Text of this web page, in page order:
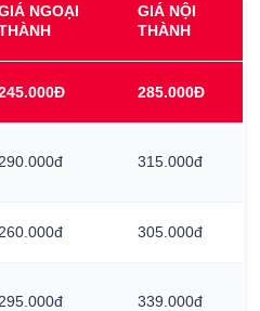
NGOẠI
GIÁ NỘI
THÀNH
285.000Đ
290.000đ 315.000đ
260.000đ 305.000đ
295.000đ 339.000đ